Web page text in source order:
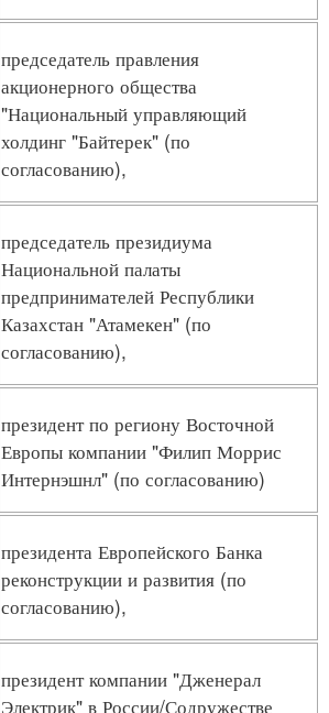
председатель правления
акционерного общества
"Национальный управляющий
холдинг "Байтерек" (по
согласованию),
председатель президиума
Национальной палаты
предпринимателей Республики
Казахстан "Атамекен" (по
согласованию),
президент по региону Восточной
Европы компании "Филип Моррис
Интернэшнл" (по согласованию)
президента Европейского Банка
реконструкции и развития (по
согласованию),
президент компании "Дженерал
Электрик" в России/Содружестве